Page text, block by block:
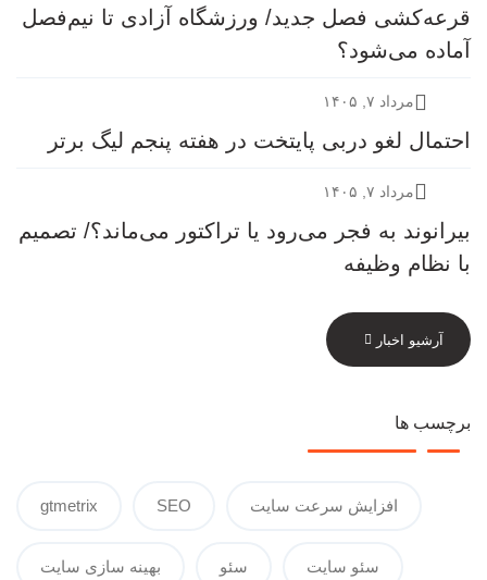
قرعه‎‌کشی فصل جدید/ ورزشگاه آزادی تا نیم‌فصل
آماده می‌شود؟
مرداد ۷, ۱۴۰۵
احتمال لغو دربی پایتخت در هفته پنجم لیگ برتر
مرداد ۷, ۱۴۰۵
بیرانوند به فجر می‌رود یا تراکتور می‌ماند؟/ تصمیم
با نظام وظیفه
آرشیو اخبار
برچسب ها
gtmetrix SEO افزایش سرعت سایت
بهینه سازی سایت سئو سئو سایت